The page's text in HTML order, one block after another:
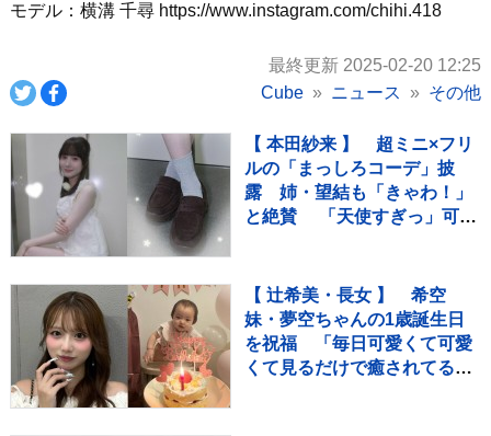
モデル：横溝 千尋 https://www.instagram.com/chihi.418
最終更新 2025-02-20 12:25
Cube
ニュース その他
【 本田紗来 】 超ミニ×フリ
ルの「まっしろコーデ」披
露 姉・望結も「きゃわ！」
と絶賛 「天使すぎっ」可愛
【 辻希美・長女 】 希空
妹・夢空ちゃんの1歳誕生日
を祝福 「毎日可愛くて可愛
くて見るだけで癒されてる